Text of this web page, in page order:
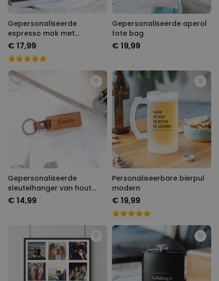
Gepersonaliseerde
espresso mok met
monogram
€ 17,99
Gepersonaliseerde aperol
tote bag
€ 19,99
Gepersonaliseerde
sleutelhanger van hout
met naam
€ 14,99
Personaliseerbare bierpul
modern
€ 19,99